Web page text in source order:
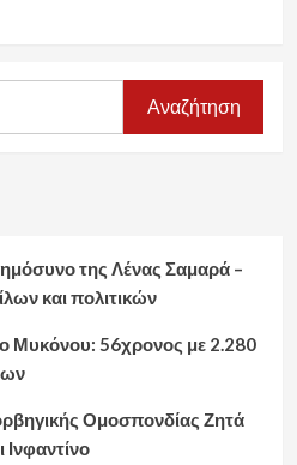
της Λένας Σαμαρά –
και πολιτικών
Μυκόνου: 56χρονος με 2.280
Ομοσπονδίας Ζητά
Ινφαντίνο